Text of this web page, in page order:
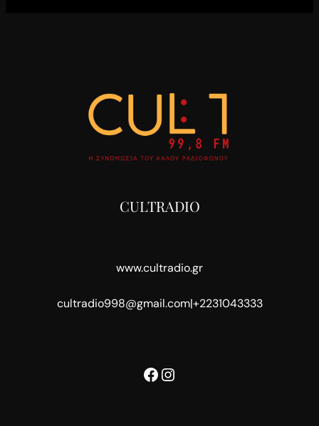
CULTRADIO
www.cultradio.gr
cultradio998@gmail.com|+2231043333
Facebook
Instagram